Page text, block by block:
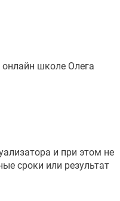
школе Олега
и при этом не
сроки или результат